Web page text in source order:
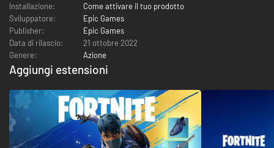
Installazione:
Come attivare il tuo prodotto
Sviluppatore:
Epic Games
Publisher:
Epic Games
Data di rilascio:
21 ottobre 2022
Genere:
Azione
Aggiungi estensioni